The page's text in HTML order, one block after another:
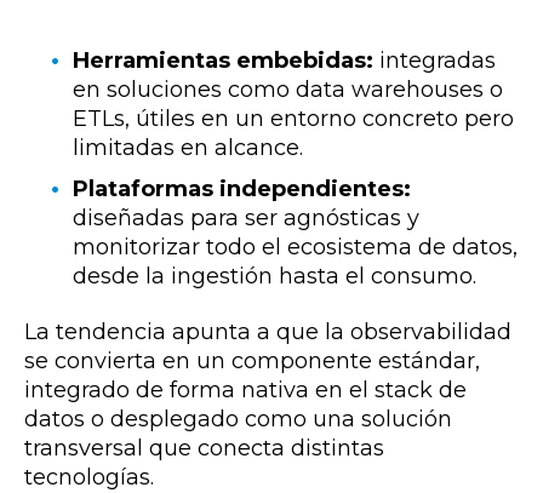
Herramientas embebidas: integradas
en soluciones como data warehouses o
ETLs, útiles en un entorno concreto pero
limitadas en alcance.
Plataformas independientes:
diseñadas para ser agnósticas y
monitorizar todo el ecosistema de datos,
desde la ingestión hasta el consumo.
La tendencia apunta a que la observabilidad
se convierta en un componente estándar,
integrado de forma nativa en el stack de
datos o desplegado como una solución
transversal que conecta distintas
tecnologías.